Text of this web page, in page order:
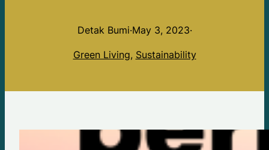
Detak Bumi·May 3, 2023·
Green Living, Sustainability